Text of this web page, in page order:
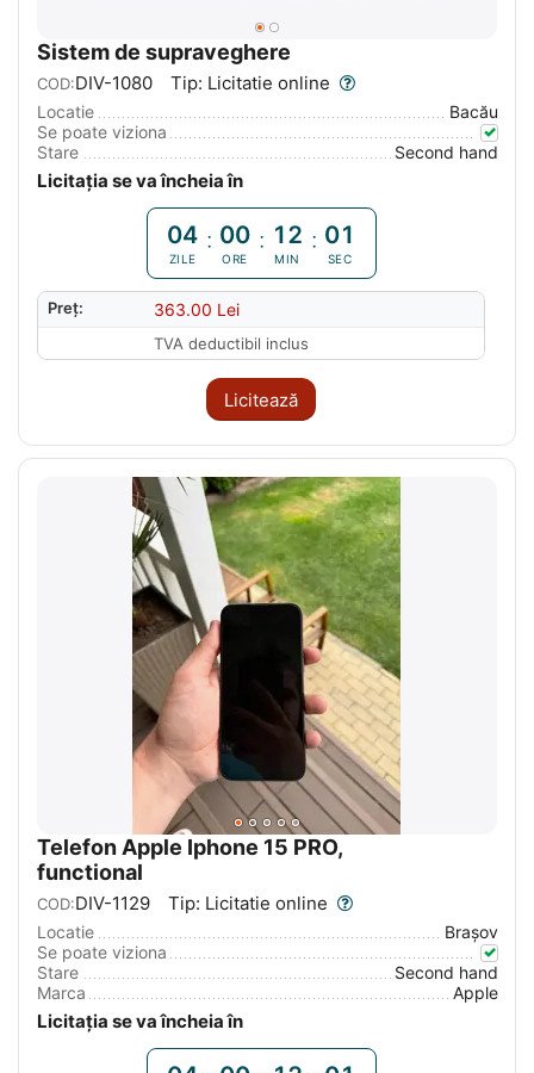
Sistem de supraveghere
COD:DIV-1080 Tip: Licitatie online
Locatie
Bacău
Se poate viziona
Stare
Second hand
Licitația se va încheia în
04
ZILE
: 00
ORE
: 12
MIN
: 00
SEC
Preț: 363.00 Lei
TVA deductibil inclus
Licitează
Telefon Apple Iphone 15 PRO,
functional
COD:DIV-1129 Tip: Licitatie online
Locatie
Braşov
Se poate viziona
Stare
Second hand
Marca
Apple
Licitația se va încheia în